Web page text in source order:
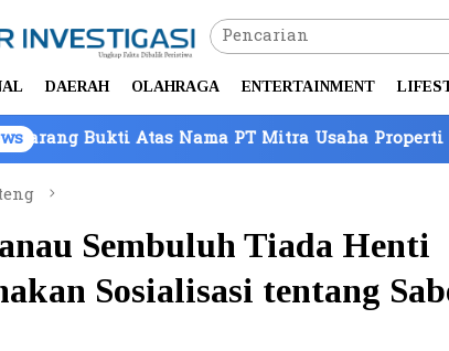
DAERAH OLAHRAGA ENTERTAINMENT
Nama PT Mitra Usaha Properti
Komisi IV
Sembuluh Tiada Henti
Sosialisasi tentang